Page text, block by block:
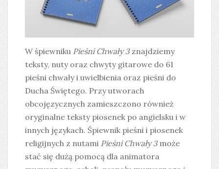
W śpiewniku Pieśni Chwały 3znajdziemy
teksty, nuty oraz chwyty gitarowe do 61
pieśni chwały i uwielbienia oraz pieśni do
Ducha Świętego. Przy utworach
obcojęzycznych zamieszczono również
oryginalne teksty piosenek po angielsku i w
innych językach. Śpiewnik pieśni i piosenek
religijnych z nutami Pieśni Chwały 3może
stać się dużą pomocą dla animatora